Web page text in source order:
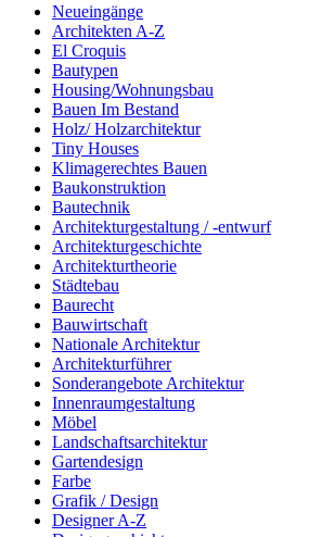
Neueingänge
Architekten A-Z
El Croquis
Bautypen
Housing/Wohnungsbau
Bauen Im Bestand
Holz/ Holzarchitektur
Tiny Houses
Klimagerechtes Bauen
Baukonstruktion
Bautechnik
Architekturgestaltung / -entwurf
Architekturgeschichte
Architekturtheorie
Städtebau
Baurecht
Bauwirtschaft
Nationale Architektur
Architekturführer
Sonderangebote Architektur
Innenraumgestaltung
Möbel
Landschaftsarchitektur
Gartendesign
Farbe
Grafik / Design
Designer A-Z